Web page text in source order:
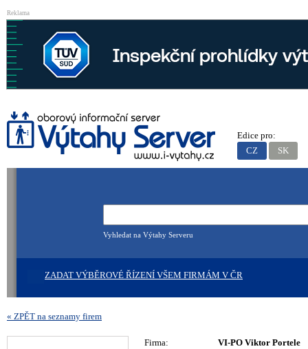
Reklama
Vyhledat na Výtahy Serveru
ZADAT VÝBĚROVÉ ŘÍZENÍ VŠEM FIRMÁM V ČR
Edice pro:
CZ
SK
« ZPĚT na seznamy firem
Firma:
VI-PO Viktor Portele